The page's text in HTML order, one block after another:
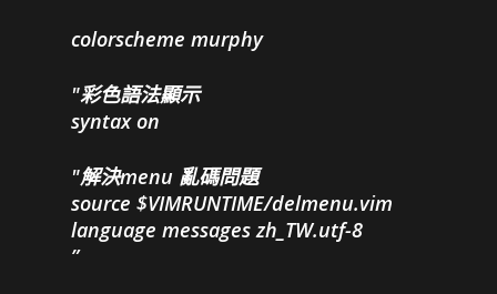
colorscheme murphy
"彩色語法顯示
syntax on
"解決menu 亂碼問題
source $VIMRUNTIME/delmenu.vim
language messages zh_TW.utf-8